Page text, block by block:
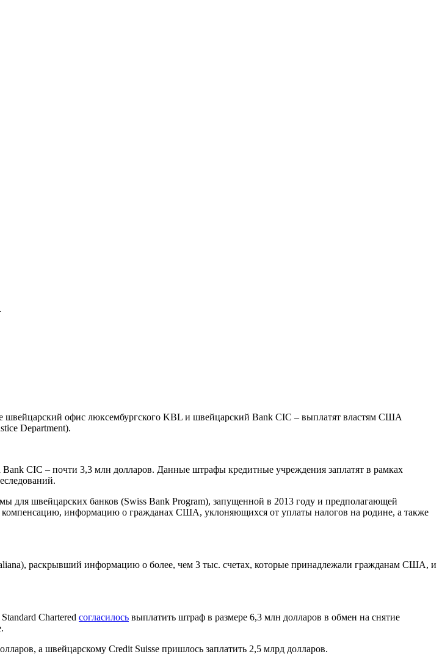
швейцарский офис люксембургского KBL и швейцарский Bank CIC – выплатят властям США
Department).
CIC – почти 3,3 млн долларов. Данные штрафы кредитные учреждения заплатят в рамках
для швейцарских банков (Swiss Bank Program), запущенной в 2013 году и предполагающей
компенсацию, информацию о гражданах США, уклоняющихся от уплаты налогов на родине, а также
раскрывший информацию о более, чем 3 тыс. счетах, которые принадлежали гражданам США, и
Chartered согласилось выплатить штраф в размере 6,3 млн долларов в обмен на снятие
а швейцарскому Credit Suisse пришлось заплатить 2,5 млрд долларов.